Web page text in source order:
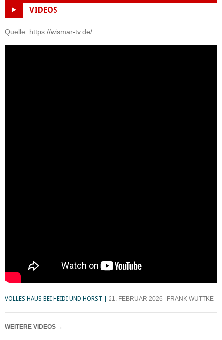
VIDEOS
Quelle: https://wismar-tv.de/
VOLLES HAUS BEI HEIDI UND HORST 21. FEBRUAR 2026 FRANK WUTTKE
WEITERE VIDEOS →